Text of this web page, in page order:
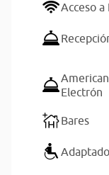
Acceso
Electrón
Bares